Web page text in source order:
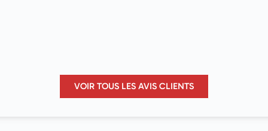
VOIR TOUS LES AVIS CLIENTS